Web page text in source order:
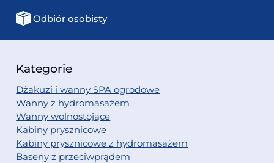
Odbiór osobisty
Kategorie
Dżakuzi i wanny SPA ogrodowe
Wanny z hydromasażem
Wanny wolnostojące
Kabiny prysznicowe
Kabiny prysznicowe z hydromasażem
Baseny z przeciwprądem